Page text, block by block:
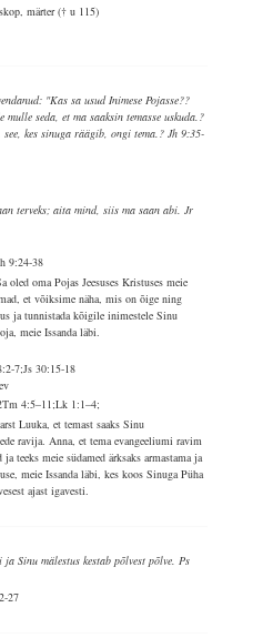
märter († u 115)
"Kas sa usud Inimese Pojasse??
seda, et ma saaksin temasse uskuda.?
kes sinuga räägib, ongi tema.? Jh 9:35-
terveks; aita mind, siis ma saan abi. Jr
9:24-38
oled oma Pojas Jeesuses Kristuses meie
et võiksime näha, mis on õige ning
ja tunnistada kõigile inimestele Sinu
meie Issanda läbi.
7;Js 30:15-18
4:5–11;Lk 1:1–4;
Luuka, et temast saaks Sinu
ravija. Anna, et tema evangeeliumi ravim
teeks meie südamed ärksaks armastama ja
meie Issanda läbi, kes koos Sinuga Püha
ajast igavesti.
Sinu mälestus kestab põlvest põlve. Ps
27